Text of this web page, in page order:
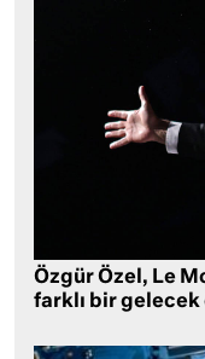
Özgür Özel, Le
farklı bir gelecek